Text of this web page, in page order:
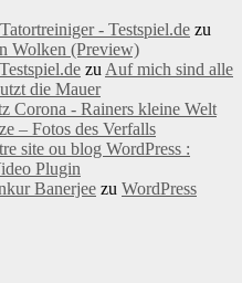
- Testspiel.de zu
Wolken (Preview)
zu Auf mich sind alle
die Mauer
Corona - Rainers kleine Welt
– Fotos des Verfalls
site ou blog WordPress :
Plugin
Banerjee zu WordPress